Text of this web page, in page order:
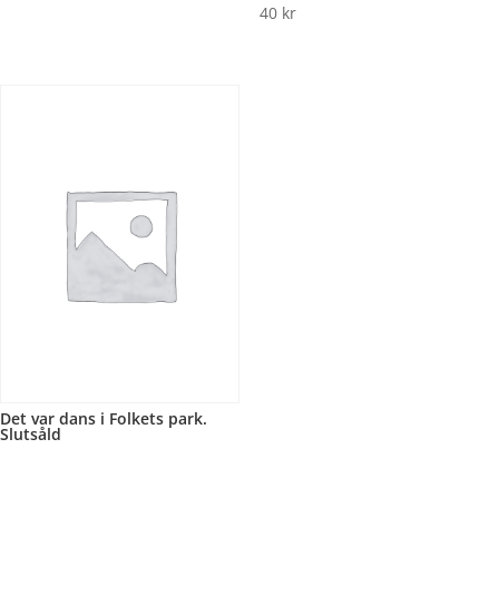
40 kr
Det var dans i Folkets park.
Slutsåld